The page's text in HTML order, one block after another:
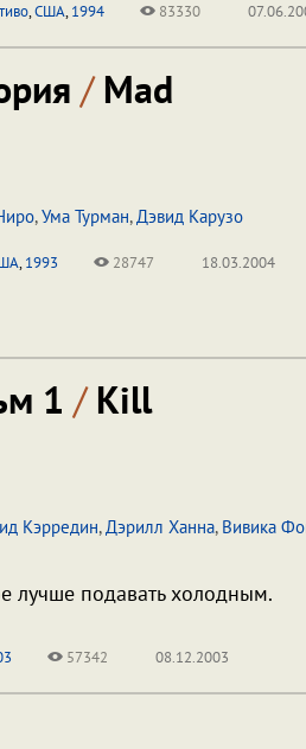
,США,1994 83330
/Mad
,Ума Турман,Дэвид Карузо
,1993 28747 18.03.2004
1 /Kill
Кэрредин,Дэрилл Ханна, Вивика
лучше подавать холодным.
57342 08.12.2003